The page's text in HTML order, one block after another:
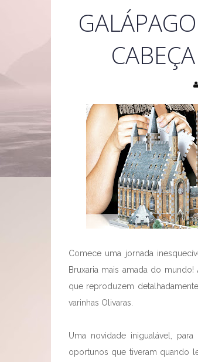
Comece uma jornada
Bruxaria mais amada do
que reproduzem
varinhas Olivaras.
Uma novidade inigualável,
oportunos que tiveram quando